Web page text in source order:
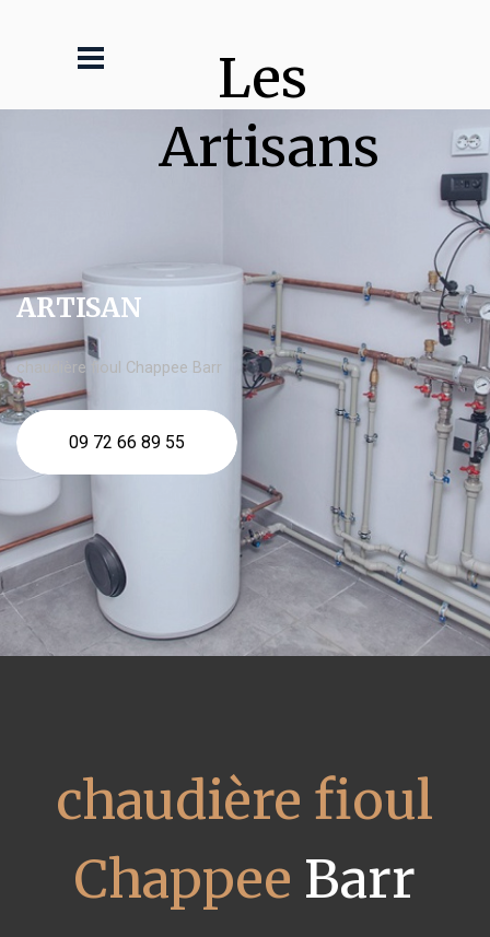
Les
Artisans
ARTISAN
chaudière fioul Chappee Barr
09 72 66 89 55
chaudière fioul
Chappee Barr